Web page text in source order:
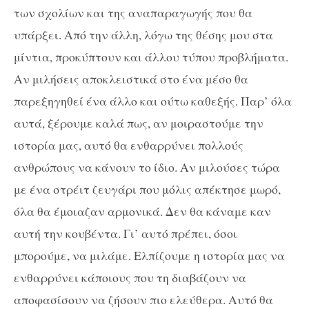
των σχολίων και της αναπαραγωγής που θα
υπάρξει. Από την άλλη, λόγω της θέσης μου στα
μίντια, προκύπτουν και άλλου τύπου προβλήματα.
Αν μιλήσεις αποκλειστικά στο ένα μέσο θα
παρεξηγηθεί ένα άλλο και ούτω καθεξής. Παρ’ όλα
αυτά, ξέρουμε καλά πως, αν μοιραστούμε την
ιστορία μας, αυτό θα ενθαρρύνει πολλούς
ανθρώπους να κάνουν το ίδιο. Αν μιλούσες τώρα
με ένα στρέιτ ζευγάρι που μόλις απέκτησε μωρό,
όλα θα έμοιαζαν αρμονικά. Δεν θα κάναμε καν
αυτή την κουβέντα. Γι’ αυτό πρέπει, όσοι
μπορούμε, να μιλάμε. Ελπίζουμε η ιστορία μας να
ενθαρρύνει κάποιους που τη διαβάζουν να
αποφασίσουν να ζήσουν πιο ελεύθερα. Αυτό θα